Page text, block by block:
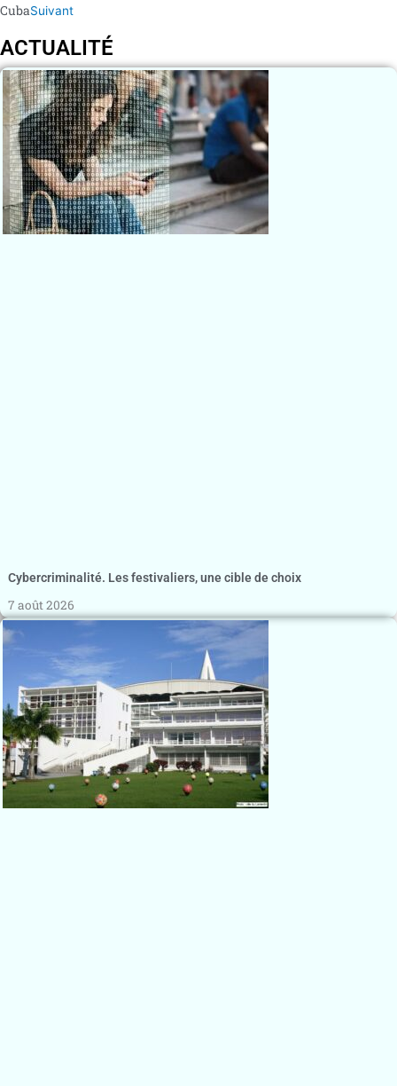
CubaSuivant
ACTUALITÉ
Cybercriminalité. Les festivaliers, une cible de choix
7 août 2026